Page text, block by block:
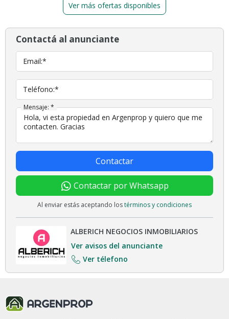
Ver más ofertas disponibles
Contactá al anunciante
Email:*
Teléfono:*
Mensaje: *
Contactar
Contactar por Whatsapp
Al enviar estás aceptando lostérminos y condiciones
ALBERICH NEGOCIOS INMOBILIARIOS
Ver avisos del anunciante
Ver télefono